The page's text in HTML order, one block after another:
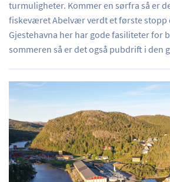
turmuligheter. Kommer en sørfra så er
fiskeværet Abelvær verdt et første stopp
Gjestehavna her har gode fasiliteter for
sommeren så er det også pubdrift i den